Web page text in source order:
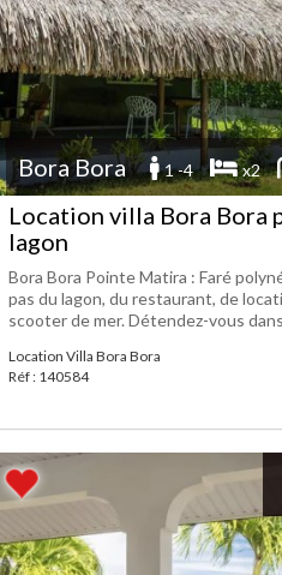
Bora Bora 1 -4 x2
Location villa Bora Bora
lagon
Bora Bora Pointe Matira : Faré
pas du lagon, du restaurant, de
scooter de mer. Détendez-vous
Location Villa Bora Bora
Réf : 140584